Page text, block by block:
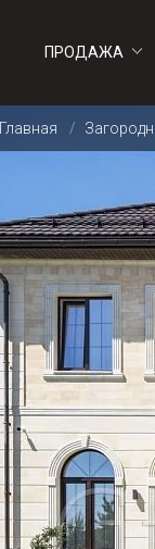
ПРОДАЖА
ДОМА
ДОМА
Главная